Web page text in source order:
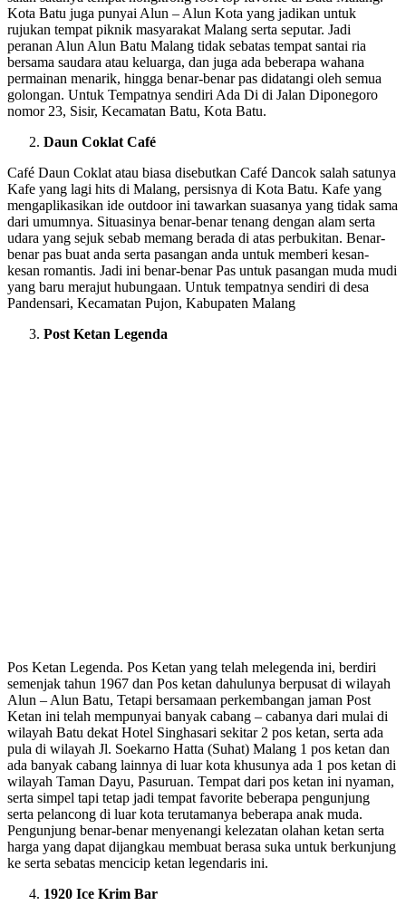
Kota Batu juga punyai Alun – Alun Kota yang jadikan untuk
rujukan tempat piknik masyarakat Malang serta seputar. Jadi
peranan Alun Alun Batu Malang tidak sebatas tempat santai ria
bersama saudara atau keluarga, dan juga ada beberapa wahana
permainan menarik, hingga benar-benar pas didatangi oleh semua
golongan. Untuk Tempatnya sendiri Ada Di di Jalan Diponegoro
nomor 23, Sisir, Kecamatan Batu, Kota Batu.
Daun Coklat Café
Café Daun Coklat atau biasa disebutkan Café Dancok salah satunya
Kafe yang lagi hits di Malang, persisnya di Kota Batu. Kafe yang
mengaplikasikan ide outdoor ini tawarkan suasanya yang tidak sama
dari umumnya. Situasinya benar-benar tenang dengan alam serta
udara yang sejuk sebab memang berada di atas perbukitan. Benar-
benar pas buat anda serta pasangan anda untuk memberi kesan-
kesan romantis. Jadi ini benar-benar Pas untuk pasangan muda mudi
yang baru merajut hubungaan. Untuk tempatnya sendiri di desa
Pandensari, Kecamatan Pujon, Kabupaten Malang
Post Ketan Legenda
Pos Ketan Legenda. Pos Ketan yang telah melegenda ini, berdiri
semenjak tahun 1967 dan Pos ketan dahulunya berpusat di wilayah
Alun – Alun Batu, Tetapi bersamaan perkembangan jaman Post
Ketan ini telah mempunyai banyak cabang – cabanya dari mulai di
wilayah Batu dekat Hotel Singhasari sekitar 2 pos ketan, serta ada
pula di wilayah Jl. Soekarno Hatta (Suhat) Malang 1 pos ketan dan
ada banyak cabang lainnya di luar kota khusunya ada 1 pos ketan di
wilayah Taman Dayu, Pasuruan. Tempat dari pos ketan ini nyaman,
serta simpel tapi tetap jadi tempat favorite beberapa pengunjung
serta pelancong di luar kota terutamanya beberapa anak muda.
Pengunjung benar-benar menyenangi kelezatan olahan ketan serta
harga yang dapat dijangkau membuat berasa suka untuk berkunjung
ke serta sebatas mencicip ketan legendaris ini.
1920 Ice Krim Bar